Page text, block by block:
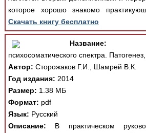
которое хорошо знакомо
Скачать книгу бесплатно
Название:
психосоматического спектра.
Автор: Сторожаков Г.И., Шамрей В.К.
Год издания: 2014
Размер: 1.38 МБ
Формат: pdf
Язык: Русский
Описание: В практическом